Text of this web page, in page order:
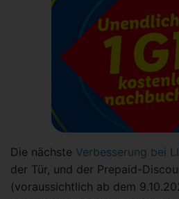
Die nächste Verbesserung bei
der Tür, und der Prepaid-
(voraussichtlich ab dem